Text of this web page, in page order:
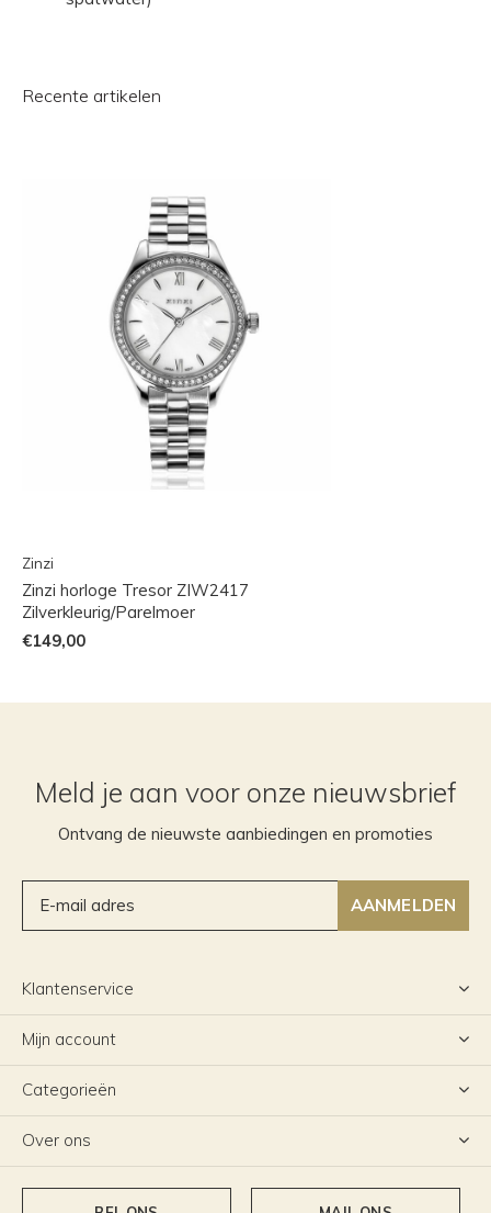
Recente artikelen
Zinzi
Zinzi horloge Tresor ZIW2417
Zilverkleurig/Parelmoer
€149,00
Meld je aan voor onze nieuwsbrief
Ontvang de nieuwste aanbiedingen en promoties
AANMELDEN
Klantenservice
Mijn account
Categorieën
Over ons